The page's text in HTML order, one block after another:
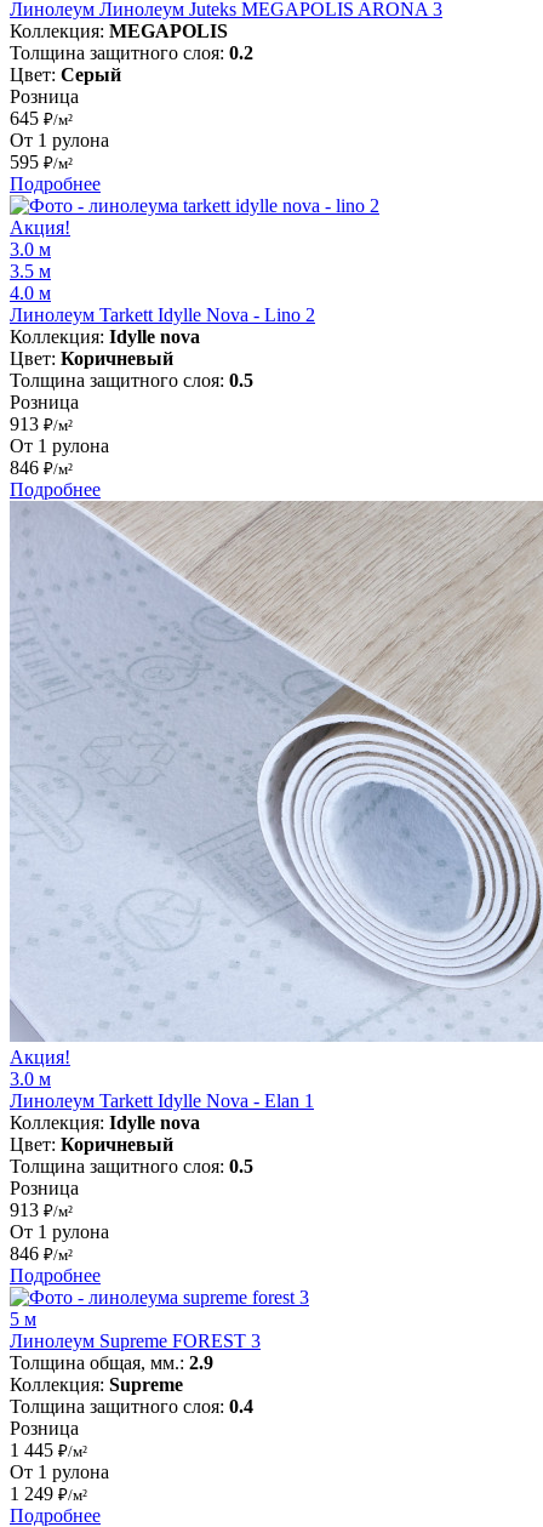
Линолеум Линолеум Juteks MEGAPOLIS ARONA 3
Коллекция: MEGAPOLIS
Толщина защитного слоя: 0.2
Цвет: Серый
Розница
645 ₽/м²
От 1 рулона
595 ₽/м²
Подробнее
Акция!
3.0 м
3.5 м
4.0 м
Линолеум Tarkett Idylle Nova - Lino 2
Коллекция: Idylle nova
Цвет: Коричневый
Толщина защитного слоя: 0.5
Розница
913 ₽/м²
От 1 рулона
846 ₽/м²
Подробнее
Акция!
3.0 м
Линолеум Tarkett Idylle Nova - Elan 1
Коллекция: Idylle nova
Цвет: Коричневый
Толщина защитного слоя: 0.5
Розница
913 ₽/м²
От 1 рулона
846 ₽/м²
Подробнее
5 м
Линолеум Supreme FOREST 3
Толщина общая, мм.: 2.9
Коллекция: Supreme
Толщина защитного слоя: 0.4
Розница
1 445 ₽/м²
От 1 рулона
1 249 ₽/м²
Подробнее